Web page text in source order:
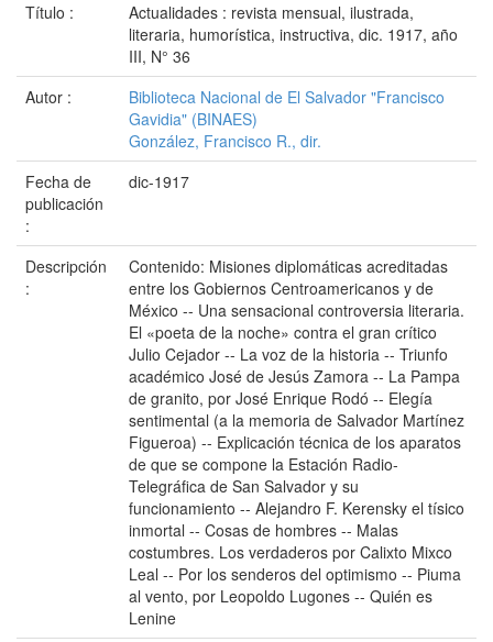
Título :
Actualidades : revista mensual, ilustrada,
literaria, humorística, instructiva, dic. 1917, año
III, N° 36
Autor :
Biblioteca Nacional de El Salvador "Francisco
Gavidia" (BINAES)
González, Francisco R., dir.
Fecha de
publicación
:
dic-1917
Descripción
:
Contenido: Misiones diplomáticas acreditadas
entre los Gobiernos Centroamericanos y de
México -- Una sensacional controversia literaria.
El «poeta de la noche» contra el gran crítico
Julio Cejador -- La voz de la historia -- Triunfo
académico José de Jesús Zamora -- La Pampa
de granito, por José Enrique Rodó -- Elegía
sentimental (a la memoria de Salvador Martínez
Figueroa) -- Explicación técnica de los aparatos
de que se compone la Estación Radio-
Telegráfica de San Salvador y su
funcionamiento -- Alejandro F. Kerensky el tísico
inmortal -- Cosas de hombres -- Malas
costumbres. Los verdaderos por Calixto Mixco
Leal -- Por los senderos del optimismo -- Piuma
al vento, por Leopoldo Lugones -- Quién es
Lenine